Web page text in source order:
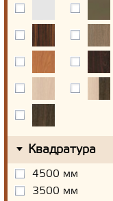
Квадратура
4500 мм
3500 мм